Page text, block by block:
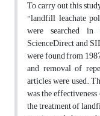
To carry out this
"landfill leachate
were searched
ScienceDirect and
were found from
and removal of
articles were used.
was the
the treatment of